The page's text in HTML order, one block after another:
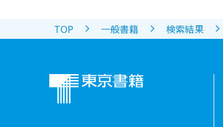
TOP 一般書籍 検索結果